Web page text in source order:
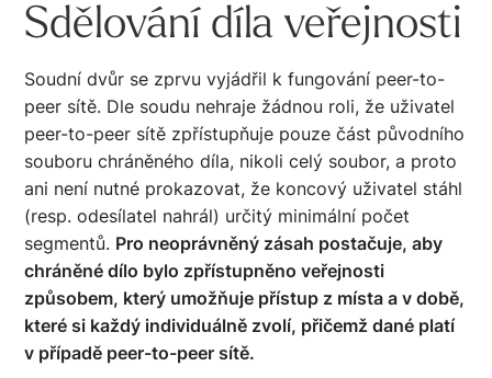
Sdělování díla veřejnosti
Soudní dvůr se zprvu vyjádřil k fungování peer-to-
peer sítě. Dle soudu nehraje žádnou roli, že uživatel
peer-to-peer sítě zpřístupňuje pouze část původního
souboru chráněného díla, nikoli celý soubor, a proto
ani není nutné prokazovat, že koncový uživatel stáhl
(resp. odesílatel nahrál) určitý minimální počet
segmentů. Pro neoprávněný zásah postačuje, aby
chráněné dílo bylo zpřístupněno veřejnosti
způsobem, který umožňuje přístup z místa a v době,
které si každý individuálně zvolí, přičemž dané platí
v případě peer-to-peer sítě.